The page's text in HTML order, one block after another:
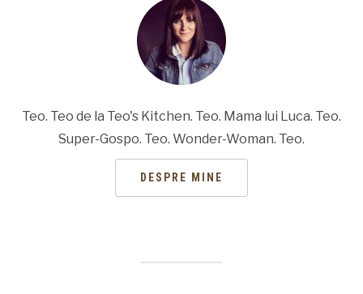
Teo. Teo de la Teo's Kitchen. Teo. Mama lui Luca. Teo.
Super-Gospo. Teo. Wonder-Woman. Teo.
DESPRE MINE